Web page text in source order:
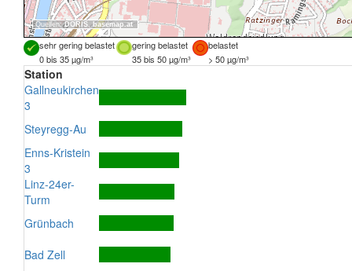
Quellen:DORIS, basemap.at
sehr gering belastet gering belastet
belastet
0 bis 35 µg/m³
35 bis 50 µg/m³ > 50 µg/m³
Station
Gallneukirchen
3
Steyregg-Au
Enns-Kristein
3
Linz-24er-
Turm
Grünbach
Bad Zell